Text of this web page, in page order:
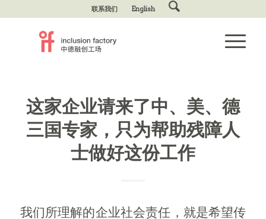
联系我们 English
这家企业请来了中、美、德
三国专家，只为帮助残障人
士做好这份工作
我们所理解的企业社会责任，就是希望传